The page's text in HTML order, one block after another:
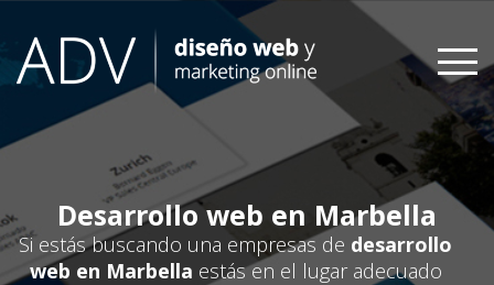
content
Desarrollo web en Marbella
Si estás buscando una empresas de desarrollo
web en Marbella estás en el lugar adecuado